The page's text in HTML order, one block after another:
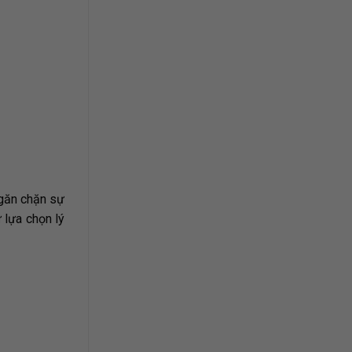
chặn sự
lựa chọn lý